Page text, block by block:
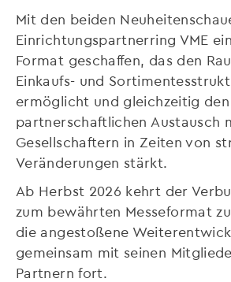
Mit den beiden
Einrichtungspartnerring VME
Format geschaffen, das den
Einkaufs- und
ermöglicht und gleichzeitig den
partnerschaftlichen Austausch
Gesellschaftern in Zeiten von
Veränderungen stärkt.
Ab Herbst 2026 kehrt der
zum bewährten Messeformat
die angestoßene
gemeinsam mit seinen
Partnern fort.